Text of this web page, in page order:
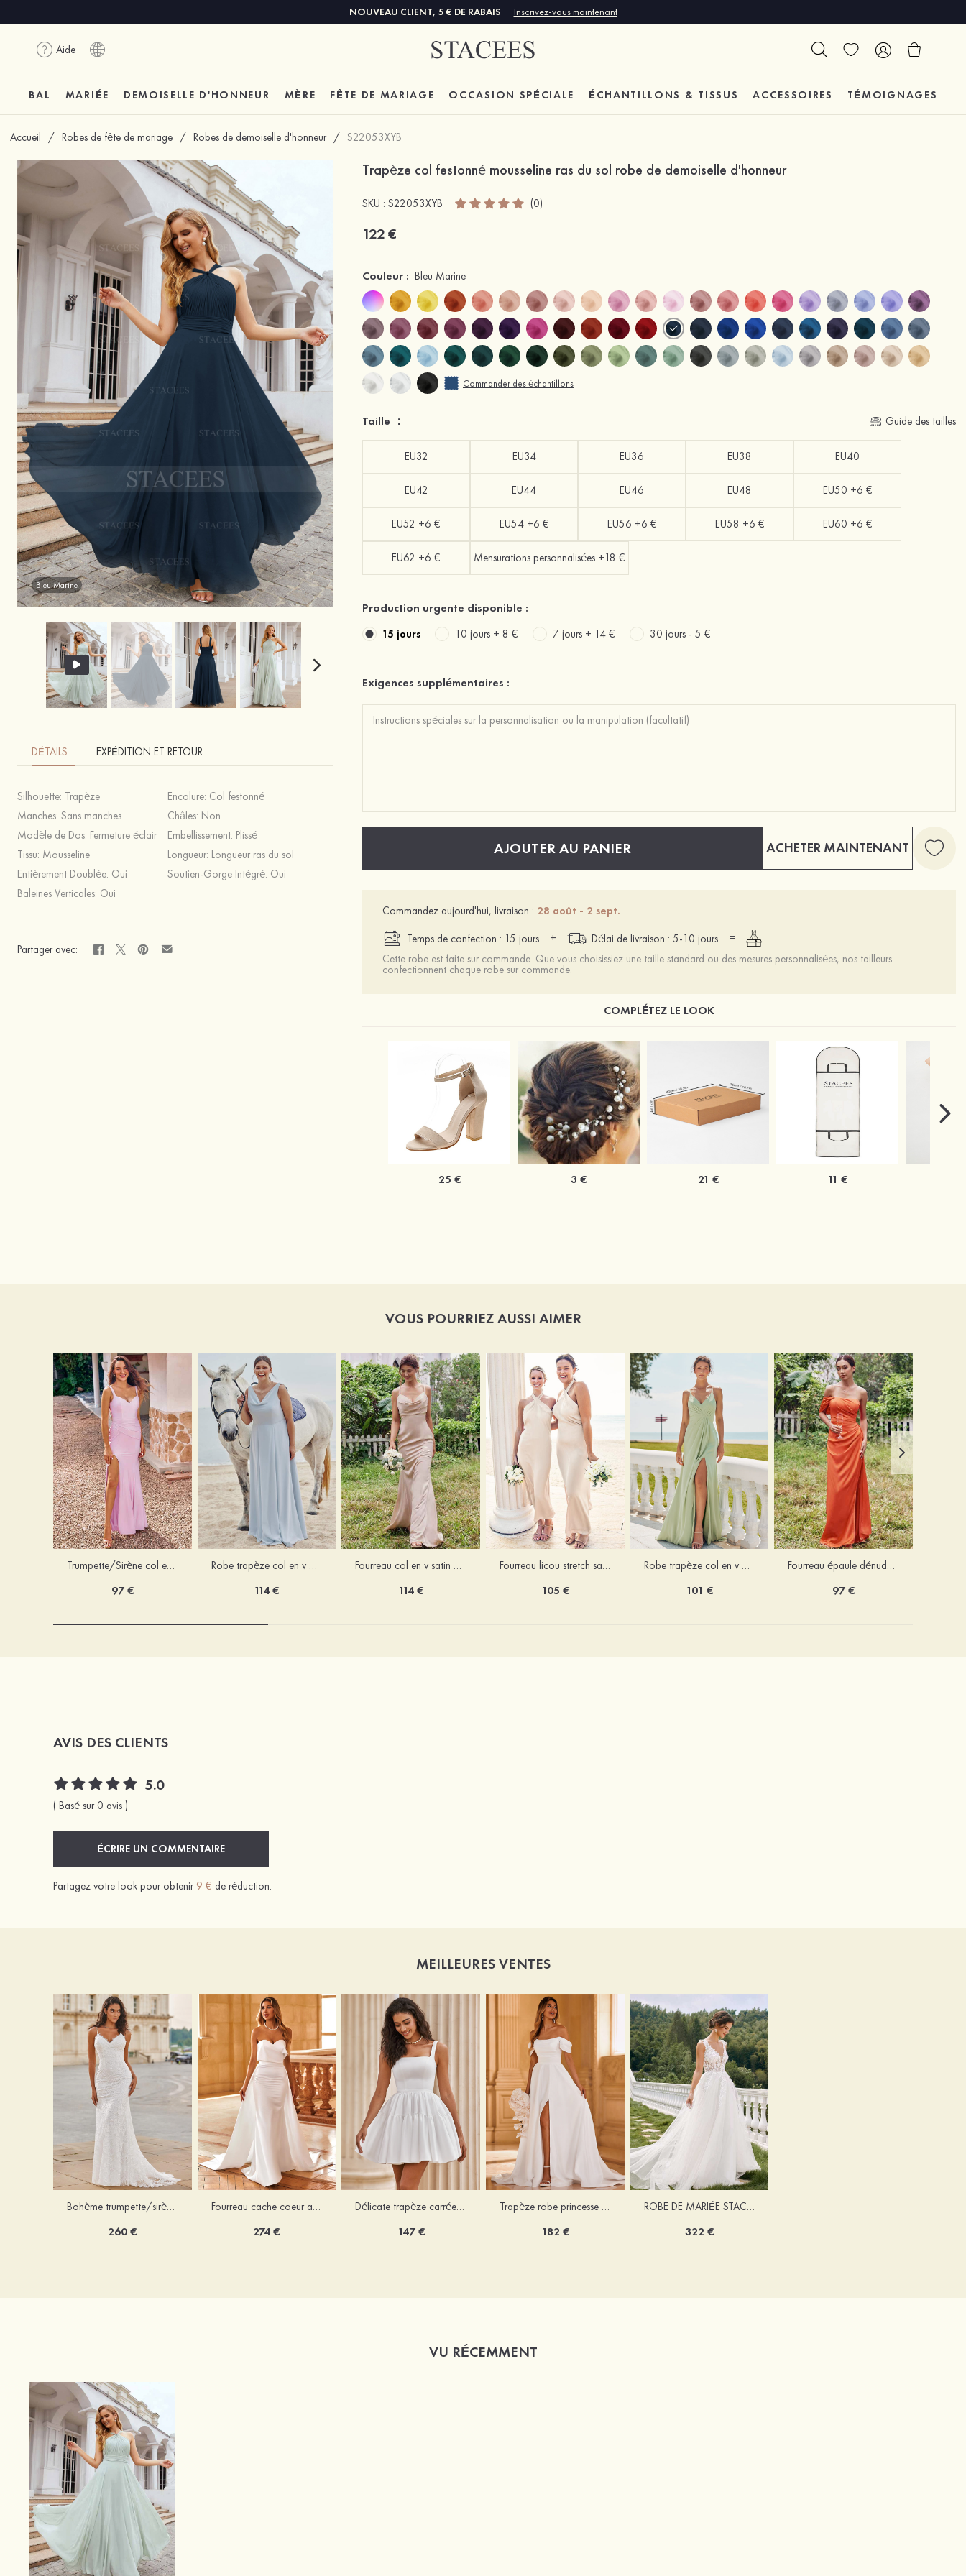
NOUVEAU CLIENT, 5 € DE RABAIS Inscrivez-vous maintenant
Aide
BAL MARIÉE DEMOISELLE D'HONNEUR MÈRE FÊTE DE MARIAGE OCCASION SPÉCIALE ÉCHANTILLONS & TISSUS ACCESSOIRES TÉMOIGNAGES
Accueil / Robes de fête de mariage / Robes de demoiselle d'honneur / S22053XYB
Bleu Marine
DÉTAILS EXPÉDITION ET RETOUR
Silhouette: Trapèze Encolure: Col festonné
Manches: Sans manches Châles: Non
Modèle de Dos: Fermeture éclair Embellissement: Plissé
Tissu: Mousseline Longueur: Longueur ras du sol
Entièrement Doublée: Oui Soutien-Gorge Intégré: Oui
Baleines Verticales: Oui
Partager avec:
Trapèze col festonné mousseline ras du sol robe de demoiselle d'honneur
SKU : S22053XYB (0)
122 €
Couleur : Bleu Marine
Commander des échantillons
Taille ： Guide des tailles
EU32 EU34 EU36 EU38 EU40
EU42 EU44 EU46 EU48 EU50 +6 €
EU52 +6 € EU54 +6 € EU56 +6 € EU58 +6 € EU60 +6 €
EU62 +6 € Mensurations personnalisées +18 €
Production urgente disponible :
15 jours 10 jours + 8 € 7 jours + 14 € 30 jours - 5 €
Exigences supplémentaires :
AJOUTER AU PANIER ACHETER MAINTENANT
Commandez aujourd'hui, livraison : 28 août - 2 sept.
Temps de confection : 15 jours
+ Délai de livraison : 5-10 jours
=
Cette robe est faite sur commande. Que vous choisissiez une taille standard ou des mesures personnalisées, nos tailleurs
confectionnent chaque robe sur commande.
COMPLÉTEZ LE LOOK
25 € 3 € 21 € 11 €
VOUS POURRIEZ AUSSI AIMER
Trumpette/Sirène col en v jersey ras du sol robe de demoiselle d'honneur
97 €
Robe trapèze col en v mousseline ras du sol robe de demoiselle d'honneur
114 €
Fourreau col en v satin extensible ras du sol robe de demoiselle d'honneur
114 €
Fourreau licou stretch satin longueur cheville robe de demoiselle d'honneur
105 €
Robe trapèze col en v mousseline ras du sol robe de demoiselle d'honneur
101 €
Fourreau épaule dénudée satin extensible ras du sol robe de demoiselle d'honneur
97 €
AVIS DES CLIENTS
5.0
( Basé sur 0 avis )
ÉCRIRE UN COMMENTAIRE
Partagez votre look pour obtenir 9 € de réduction.
MEILLEURES VENTES
Bohème trumpette/sirène col en v dentelle traîne balayage robe de mariée
260 €
Fourreau cache coeur amovible/abattable satin robe de mariée
274 €
Délicate trapèze carrée satin courte/mini robe de mariée
147 €
Trapèze robe princesse épaule dénudée traîne chapelle satin robe de mariée
182 €
ROBE DE MARIÉE STACEES ALONA
322 €
VU RÉCEMMENT